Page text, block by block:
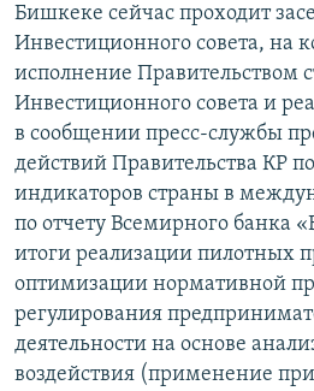
поиску
ТОҶИКӢ
TÜRKMENÇE
Все сайты РСЕ/РС
Бишкеке сейчас проходит
Инвестиционного совета, на
исполнение Правительством
Инвестиционного совета и
в сообщении пресс-службы
действий Правительства КР
индикаторов страны в
по отчету Всемирного банка
итоги реализации пилотных
оптимизации нормативной
регулирования
деятельности на основе
воздействия (применение